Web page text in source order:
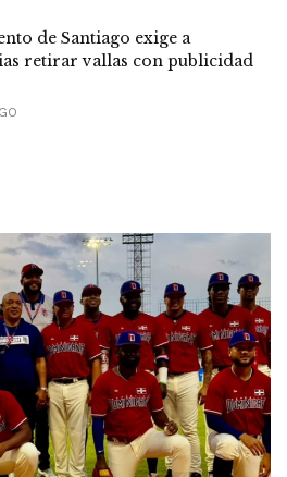
de Santiago exige a
retirar vallas con publicidad